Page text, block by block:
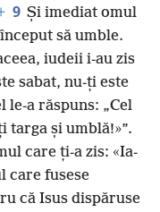
9 Și imediat omul
să umble.
iudeii i-au zis
sabat, nu-ți este
le-a răspuns: „Cel
targa și umblă!»”.
care ți-a zis: «Ia-
care fusese
că Isus dispăruse